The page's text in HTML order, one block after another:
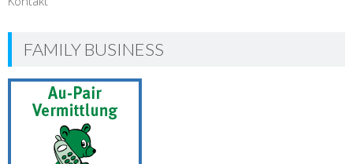
FAMILY BUSINESS